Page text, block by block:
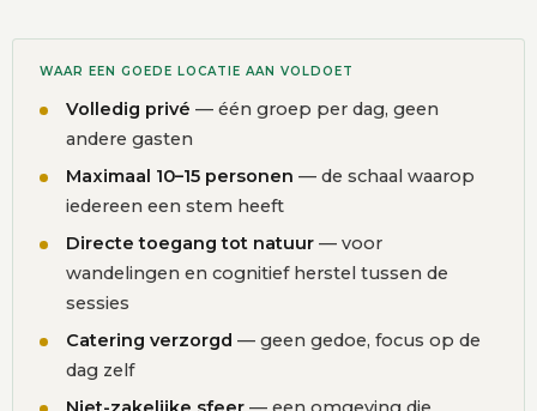
WAAR EEN GOEDE LOCATIE AAN VOLDOET
Volledig privé — één groep per dag, geen
andere gasten
Maximaal 10–15 personen — de schaal waarop
iedereen een stem heeft
Directe toegang tot natuur — voor
wandelingen en cognitief herstel tussen de
sessies
Catering verzorgd — geen gedoe, focus op de
dag zelf